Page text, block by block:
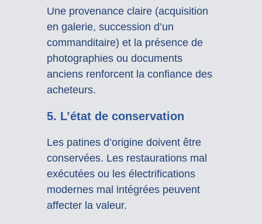
Une provenance claire (acquisition
en galerie, succession d’un
commanditaire) et la présence de
photographies ou documents
anciens renforcent la confiance des
acheteurs.
5. L’état de conservation
Les patines d’origine doivent être
conservées. Les restaurations mal
exécutées ou les électrifications
modernes mal intégrées peuvent
affecter la valeur.